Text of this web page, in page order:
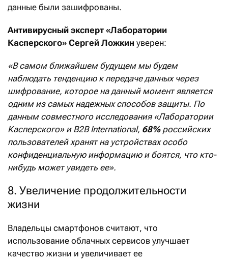
данные были зашифрованы.
Антивирусный эксперт «Лаборатории
Касперского» Сергей Ложкин уверен:
«В самом ближайшем будущем мы будем
наблюдать тенденцию к передаче данных через
шифрование, которое на данный момент является
одним из самых надежных способов защиты. По
данным совместного исследования «Лаборатории
Касперского» и B2B International, 68%российских
пользователей хранят на устройствах особо
конфиденциальную информацию и боятся, что кто-
нибудь может увидеть ее».
8. Увеличение продолжительности
жизни
Владельцы смартфонов считают, что
использование облачных сервисов улучшает
качество жизни и увеличивает ее